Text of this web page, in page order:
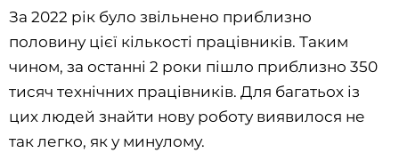
За 2022 рік було звільнено приблизно
половину цієї кількості працівників. Таким
чином, за останні 2 роки пішло приблизно 350
тисяч технічних працівників. Для багатьох із
цих людей знайти нову роботу виявилося не
так легко, як у минулому.